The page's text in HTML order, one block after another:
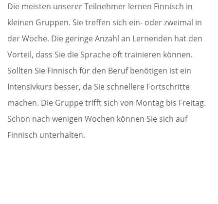
Die meisten unserer Teilnehmer lernen Finnisch in
kleinen Gruppen. Sie treffen sich ein- oder zweimal in
der Woche. Die geringe Anzahl an Lernenden hat den
Vorteil, dass Sie die Sprache oft trainieren können.
Sollten Sie Finnisch für den Beruf benötigen ist ein
Intensivkurs besser, da Sie schnellere Fortschritte
machen. Die Gruppe trifft sich von Montag bis Freitag.
Schon nach wenigen Wochen können Sie sich auf
Finnisch unterhalten.